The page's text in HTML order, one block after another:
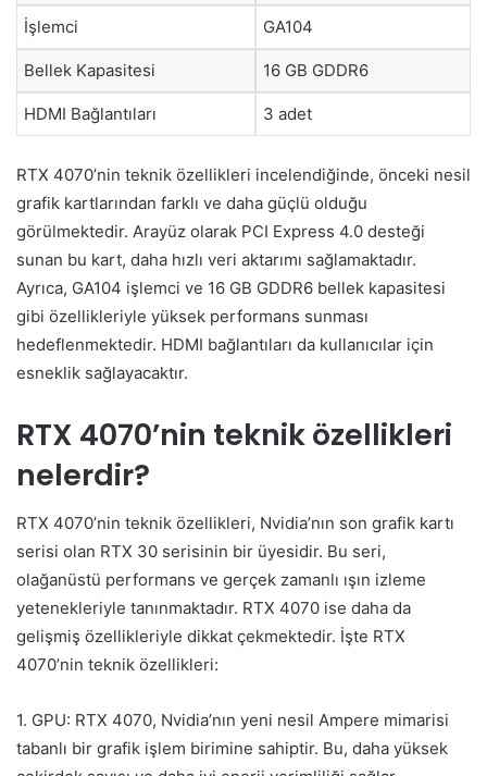
İşlemci GA104
Bellek Kapasitesi 16 GB GDDR6
HDMI Bağlantıları 3 adet
RTX 4070’nin teknik özellikleri incelendiğinde, önceki nesil
grafik kartlarından farklı ve daha güçlü olduğu
görülmektedir. Arayüz olarak PCI Express 4.0 desteği
sunan bu kart, daha hızlı veri aktarımı sağlamaktadır.
Ayrıca, GA104 işlemci ve 16 GB GDDR6 bellek kapasitesi
gibi özellikleriyle yüksek performans sunması
hedeflenmektedir. HDMI bağlantıları da kullanıcılar için
esneklik sağlayacaktır.
RTX 4070’nin teknik özellikleri
nelerdir?
RTX 4070’nin teknik özellikleri, Nvidia’nın son grafik kartı
serisi olan RTX 30 serisinin bir üyesidir. Bu seri,
olağanüstü performans ve gerçek zamanlı ışın izleme
yetenekleriyle tanınmaktadır. RTX 4070 ise daha da
gelişmiş özellikleriyle dikkat çekmektedir. İşte RTX
4070’nin teknik özellikleri:
1. GPU: RTX 4070, Nvidia’nın yeni nesil Ampere mimarisi
tabanlı bir grafik işlem birimine sahiptir. Bu, daha yüksek